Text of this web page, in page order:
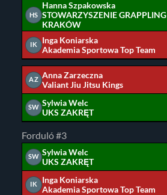
HS
Hanna Szpakowska
STOWARZYSZENIE GRAPPLING
KRAKÓW
IK
Inga Koniarska
Akademia Sportowa Top Team
AZ Anna Zarzeczna
Valiant Jiu Jitsu Kings
SW Sylwia Welc
UKS ZAKRĘT
Forduló #3
SW Sylwia Welc
UKS ZAKRĘT
IK
Inga Koniarska
Akademia Sportowa Top Team